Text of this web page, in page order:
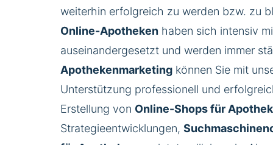
weiterhin erfolgreich zu werden bzw. zu
Online-Apothekenhaben sich intensiv
auseinandergesetzt und werden immer
Apothekenmarketingkönnen Sie mit
Unterstützung professionell und
Erstellung von Online-Shops für
Strategieentwicklungen,